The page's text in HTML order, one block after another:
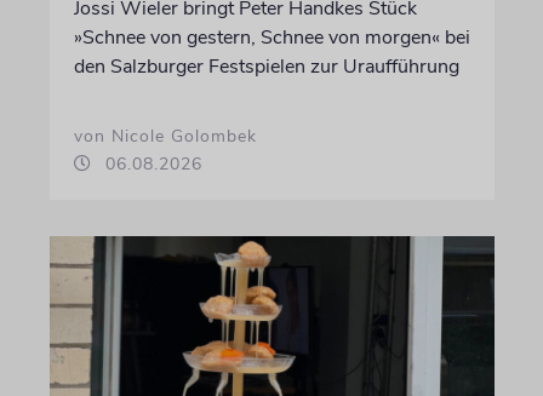
Jossi Wieler bringt Peter Handkes Stück
»Schnee von gestern, Schnee von morgen« bei
den Salzburger Festspielen zur Uraufführung
von Nicole Golombek
06.08.2026